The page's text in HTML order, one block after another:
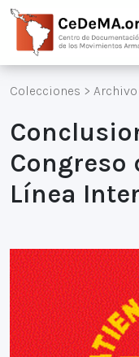
Colecciones >
Congreso
Línea